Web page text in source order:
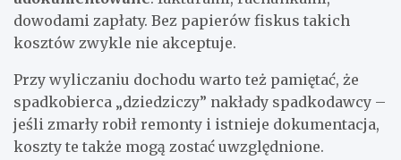
dowodami zapłaty. Bez papierów fiskus takich
kosztów zwykle nie akceptuje.
Przy wyliczaniu dochodu warto też pamiętać, że
spadkobierca „dziedziczy” nakłady spadkodawcy –
jeśli zmarły robił remonty i istnieje dokumentacja,
koszty te także mogą zostać uwzględnione.